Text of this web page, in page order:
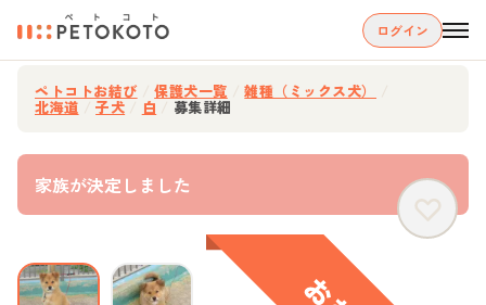
ログイン
ペトコトお結び 保護犬一覧 雑種（ミックス犬）
北海道 子犬 白 募集詳細
家族が決定しました